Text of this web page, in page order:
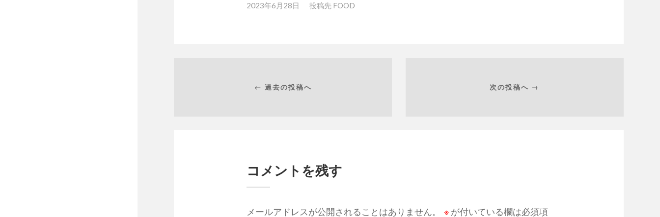
2023年6月28日 投稿先 FOOD
← 過去の投稿へ 次の投稿へ →
コメントを残す
メールアドレスが公開されることはありません。 ※ が付いている欄は必須項